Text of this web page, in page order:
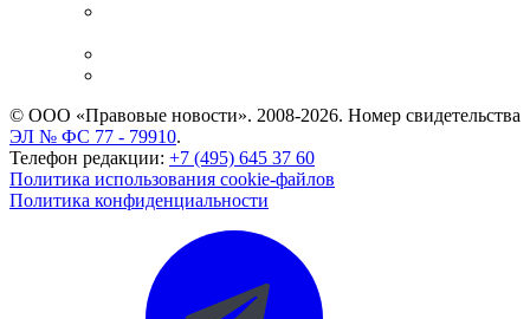
© ООО «Правовые новости». 2008-2026. Номер свидетельства
ЭЛ № ФС 77 - 79910.
Телефон редакции: +7 (495) 645 37 60
Политика использования cookie-файлов
Политика конфиденциальности